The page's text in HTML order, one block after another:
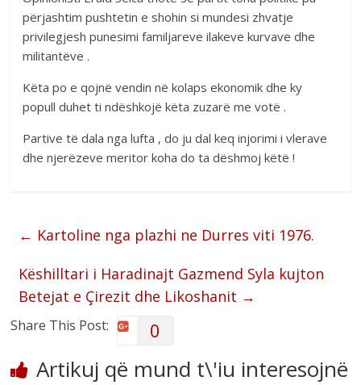
përjashtim pushtetin e shohin si mundesi zhvatje
privilegjesh punesimi familjareve ilakeve kurvave dhe
militantëve .
Këta po e qojnë vendin në kolaps ekonomik dhe ky
popull duhet ti ndëshkojë këta zuzarë me votë .
Partive të dala nga lufta , do ju dal keq injorimi i vlerave
dhe njerëzeve meritor koha do ta dëshmoj këtë !
← Kartoline nga plazhi ne Durres viti 1976.
Këshilltari i Haradinajt Gazmend Syla kujton
Betejat e Çirezit dhe Likoshanit →
Share This Post: 0
Artikuj që mund t\'iu interesojnë